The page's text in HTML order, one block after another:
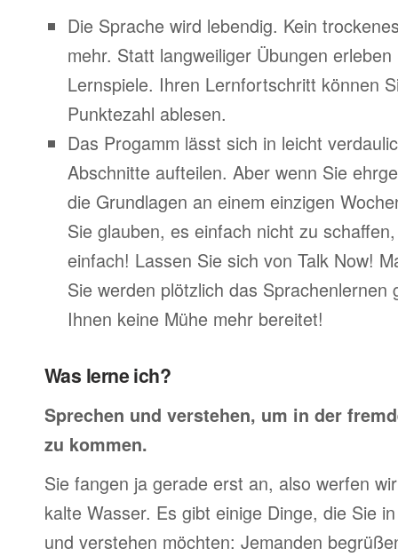
Die Sprache wird lebendig. Kein
mehr. Statt langweiliger Übungen
Lernspiele. Ihren Lernfortschritt können
Punktezahl ablesen.
Das Progamm lässt sich in leicht
Abschnitte aufteilen. Aber wenn Sie
die Grundlagen an einem einzigen
Sie glauben, es einfach nicht zu
einfach! Lassen Sie sich von Talk Now!
Sie werden plötzlich das Sprachenlernen
Ihnen keine Mühe mehr bereitet!
Was lerne ich?
Sprechen und verstehen, um in der
zu kommen.
Sie fangen ja gerade erst an, also werfen
kalte Wasser. Es gibt einige Dinge, die Sie
und verstehen möchten: Jemanden